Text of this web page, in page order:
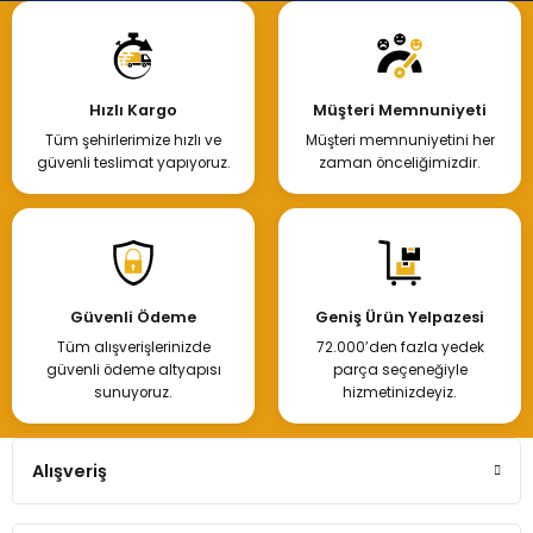
Hızlı Kargo
Tüm şehirlerimize hızlı ve
güvenli teslimat yapıyoruz.
Müşteri Memnuniyeti
Müşteri memnuniyetini her
zaman önceliğimizdir.
Güvenli Ödeme
Tüm alışverişlerinizde
güvenli ödeme altyapısı
sunuyoruz.
Geniş Ürün Yelpazesi
72.000’den fazla yedek
parça seçeneğiyle
hizmetinizdeyiz.
Alışveriş